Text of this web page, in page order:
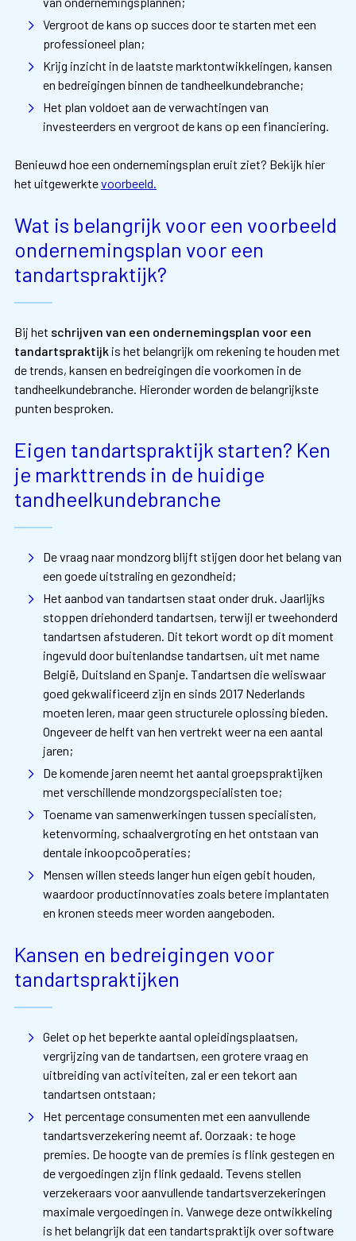
Vergroot de kans op succes door te starten met een
professioneel plan;
Krijg inzicht in de laatste marktontwikkelingen, kansen
en bedreigingen binnen de tandheelkundebranche;
Het plan voldoet aan de verwachtingen van
investeerders en vergroot de kans op een financiering.
Benieuwd hoe een ondernemingsplan eruit ziet? Bekijk hier
het uitgewerktevoorbeeld.
Wat is belangrijk voor een voorbeeld
ondernemingsplan voor een
tandartspraktijk?
Bij het schrijven van een ondernemingsplan voor een
tandartspraktijk is het belangrijk om rekening te houden met
de trends, kansen en bedreigingen die voorkomen in de
tandheelkundebranche. Hieronder worden de belangrijkste
punten besproken.
Eigen tandartspraktijk starten? Ken
je markttrends in de huidige
tandheelkundebranche
De vraag naar mondzorg blijft stijgen door het belang van
een goede uitstraling en gezondheid;
Het aanbod van tandartsen staat onder druk. Jaarlijks
stoppen driehonderd tandartsen, terwijl er tweehonderd
tandartsen afstuderen. Dit tekort wordt op dit moment
ingevuld door buitenlandse tandartsen, uit met name
België, Duitsland en Spanje. Tandartsen die weliswaar
goed gekwalificeerd zijn en sinds 2017 Nederlands
moeten leren, maar geen structurele oplossing bieden.
Ongeveer de helft van hen vertrekt weer na een aantal
jaren;
De komende jaren neemt het aantal groepspraktijken
met verschillende mondzorgspecialisten toe;
Toename van samenwerkingen tussen specialisten,
ketenvorming, schaalvergroting en het ontstaan van
dentale inkoopcoöperaties;
Mensen willen steeds langer hun eigen gebit houden,
waardoor productinnovaties zoals betere implantaten
en kronen steeds meer worden aangeboden.
Kansen en bedreigingen voor
tandartspraktijken
Gelet op het beperkte aantal opleidingsplaatsen,
vergrijzing van de tandartsen, een grotere vraag en
uitbreiding van activiteiten, zal er een tekort aan
tandartsen ontstaan;
Het percentage consumenten met een aanvullende
tandartsverzekering neemt af. Oorzaak: te hoge
premies. De hoogte van de premies is flink gestegen en
de vergoedingen zijn flink gedaald. Tevens stellen
verzekeraars voor aanvullende tandartsverzekeringen
maximale vergoedingen in. Vanwege deze ontwikkeling
is het belangrijk dat een tandartspraktijk over software